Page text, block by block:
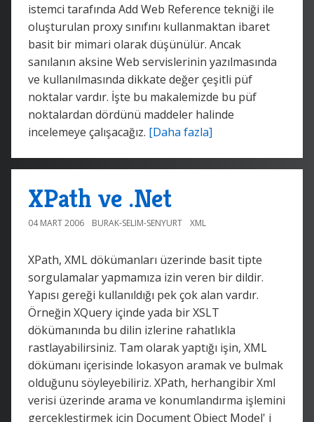
istemci tarafında Add Web Reference tekniği ile
oluşturulan proxy sınıfını kullanmaktan ibaret
basit bir mimari olarak düşünülür. Ancak
sanılanın aksine Web servislerinin yazılmasında
ve kullanılmasında dikkate değer çeşitli püf
noktalar vardır. İşte bu makalemizde bu püf
noktalardan dördünü maddeler halinde
incelemeye çalışacağız. [Daha fazla]
XPath ve .Net
04 MART 2006 BURAK-SELIM-SENYURT XML
XPath, XML dökümanları üzerinde basit tipte
sorgulamalar yapmamıza izin veren bir dildir.
Yapısı gereği kullanıldığı pek çok alan vardır.
Örneğin XQuery içinde yada bir XSLT
dökümanında bu dilin izlerine rahatlıkla
rastlayabilirsiniz. Tam olarak yaptığı işin, XML
dökümanı içerisinde lokasyon aramak ve bulmak
olduğunu söyleyebiliriz. XPath, herhangibir Xml
verisi üzerinde arama ve konumlandırma işlemini
gerçekleştirmek için Document Object Model' i